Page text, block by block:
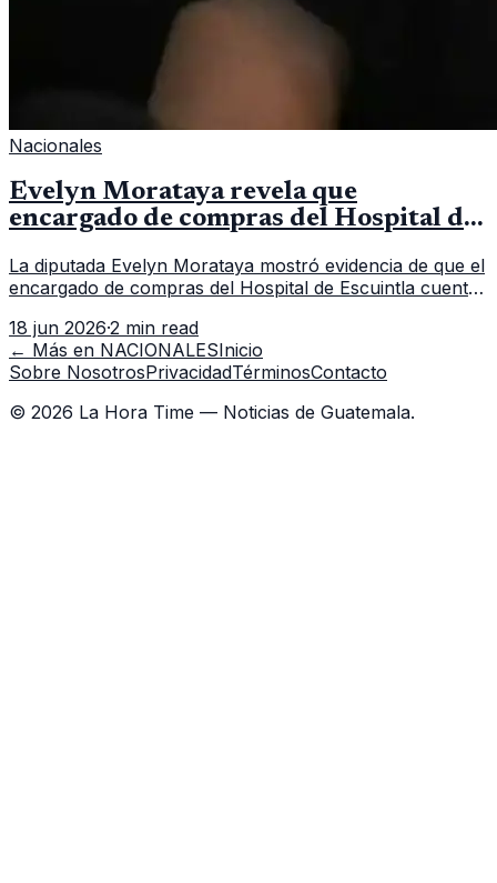
Nacionales
Evelyn Morataya revela que
encargado de compras del Hospital de
La diputada Evelyn Morataya mostró evidencia de que el
encargado de compras del Hospital de Escuintla cuenta
capacitación en la capital.
18 jun 2026·2 min read
← Más en NACIONALESInicio
Sobre NosotrosPrivacidadTérminosContacto
© 2026 La Hora Time — Noticias de Guatemala.